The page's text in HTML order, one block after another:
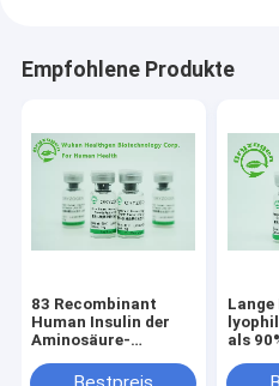
Empfohlene Produkte
83 Recombinant
Human Insulin der
Aminosäure-
- wie
Lange
als